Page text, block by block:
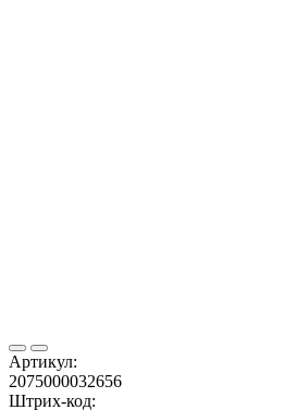
Артикул:
2075000032656
Штрих-код: